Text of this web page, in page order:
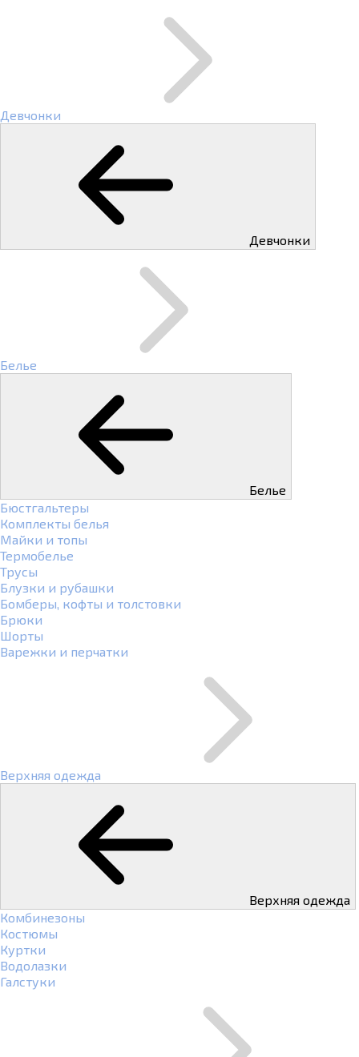
Девчонки
Девчонки
Белье
Белье
Бюстгальтеры
Комплекты белья
Майки и топы
Термобелье
Трусы
Блузки и рубашки
Бомберы, кофты и толстовки
Брюки
Шорты
Варежки и перчатки
Верхняя одежда
Верхняя одежда
Комбинезоны
Костюмы
Куртки
Водолазки
Галстуки